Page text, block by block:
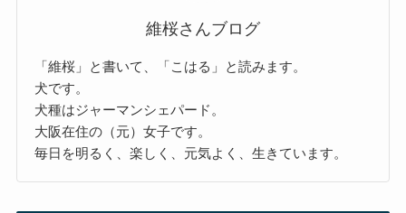
維桜さんブログ
「維桜」と書いて、「こはる」と読みます。
犬です。
犬種はジャーマンシェパード。
大阪在住の（元）女子です。
毎日を明るく、楽しく、元気よく、生きています。